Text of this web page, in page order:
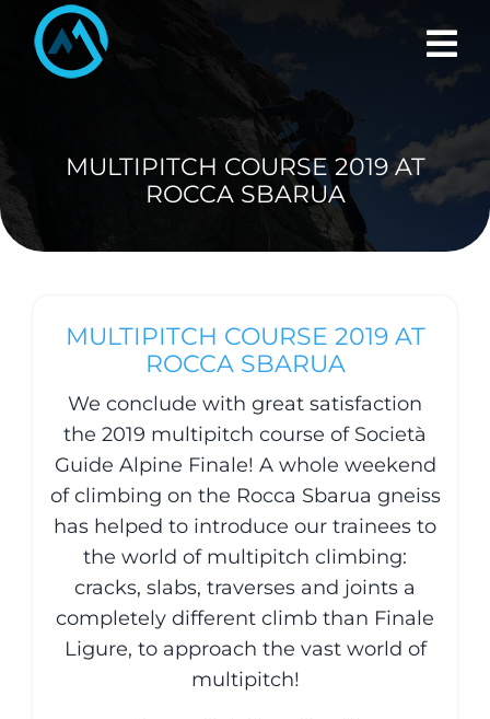
content
MULTIPITCH COURSE 2019 AT
ROCCA SBARUA
MULTIPITCH COURSE 2019 AT
ROCCA SBARUA
We conclude with great satisfaction
the 2019 multipitch course of Società
Guide Alpine Finale! A whole weekend
of climbing on the Rocca Sbarua gneiss
has helped to introduce our trainees to
the world of multipitch climbing:
cracks, slabs, traverses and joints a
completely different climb than Finale
Ligure, to approach the vast world of
multipitch!